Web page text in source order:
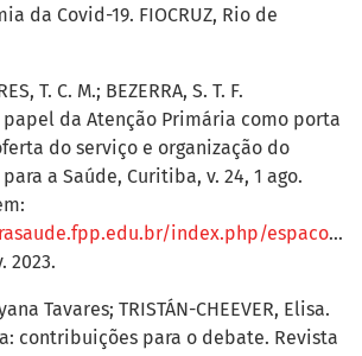
da Covid-19. FIOCRUZ, Rio de
T. C. M.; BEZERRA, S. T. F.
papel da Atenção Primária como porta
do serviço e organização do
a Saúde, Curitiba, v. 24, 1 ago.
index.php/espacosaude/article/view/920
2023.
Tavares; TRISTÁN-CHEEVER, Elisa.
contribuições para o debate. Revista